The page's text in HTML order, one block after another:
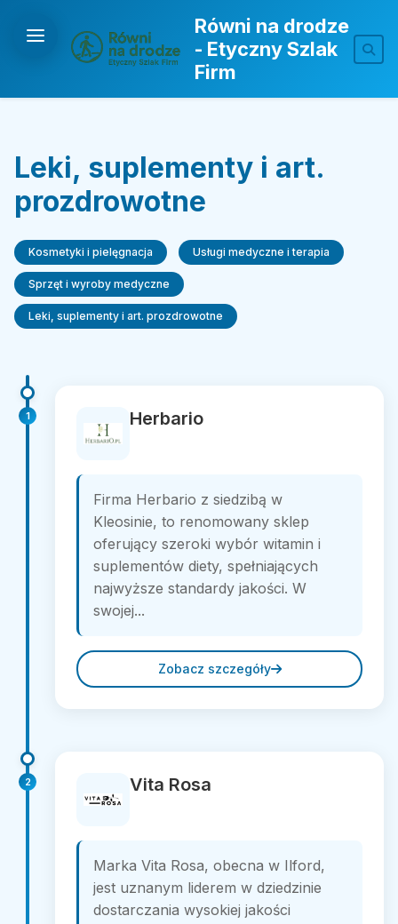
Równi na drodze
- Etyczny Szlak
Firm
Leki, suplementy i art.
prozdrowotne
Kosmetyki i pielęgnacja Usługi medyczne i terapia
Sprzęt i wyroby medyczne
Leki, suplementy i art. prozdrowotne
1 Herbario
Firma Herbario z siedzibą w
Kleosinie, to renomowany sklep
oferujący szeroki wybór witamin i
suplementów diety, spełniających
najwyższe standardy jakości. W
swojej...
Zobacz szczegóły
2 Vita Rosa
Marka Vita Rosa, obecna w Ilford,
jest uznanym liderem w dziedzinie
dostarczania wysokiej jakości